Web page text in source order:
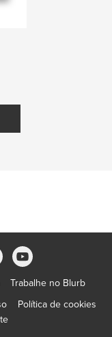
Trabalhe no Blurb
Política de cookies